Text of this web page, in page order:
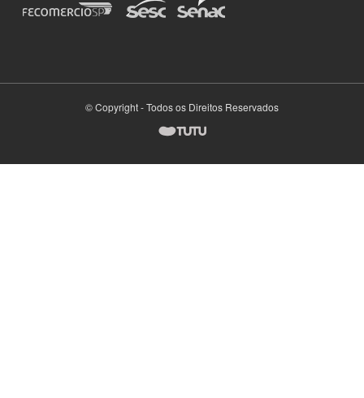
© Copyright - Todos os Direitos Reservados